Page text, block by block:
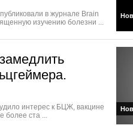
в журнале Brain
изучению болезни ...
интерес к БЦЖ, вакцине
более ста ...